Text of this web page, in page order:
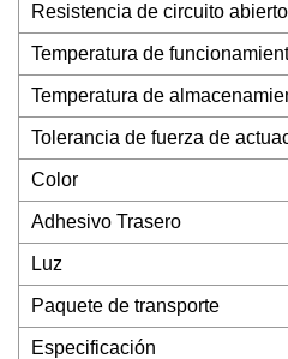
Resistencia de circuito abierto
Temperatura de
Temperatura de
Tolerancia de fuerza de
Color
Adhesivo Trasero
Luz
Paquete de transporte
Especificación